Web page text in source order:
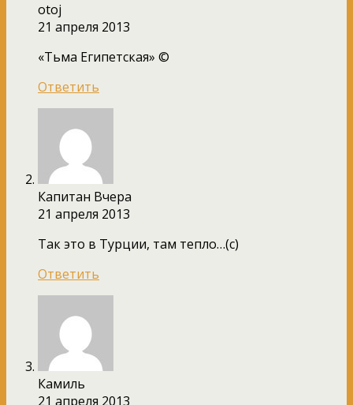
otoj
21 апреля 2013
«Тьма Египетская» ©
Ответить
Капитан Вчера
21 апреля 2013
Так это в Турции, там тепло…(с)
Ответить
Камиль
21 апреля 2013